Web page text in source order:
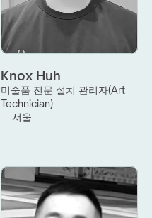
Knox Huh
미술품 전문 설치 관리자(Art
Technician)
서울